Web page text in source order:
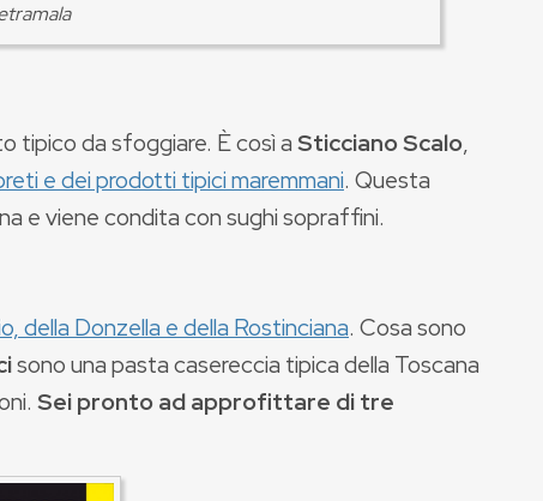
tipico da sfoggiare. È così aSticciano Scalo,
e dei prodotti tipici maremmani. Questa
e viene condita con sughi sopraffini.
della Donzella e della Rostinciana. Cosa sono
sono una pasta casereccia tipica della Toscana
Sei pronto ad approfittare di tre